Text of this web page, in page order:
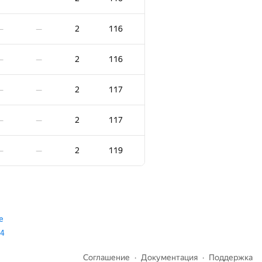
— 2 116
— 2 116
— 2 117
— 2 117
— 2 119
2 91
2 91
2 94
2 97
2 99
Соглашение Документация Поддержка